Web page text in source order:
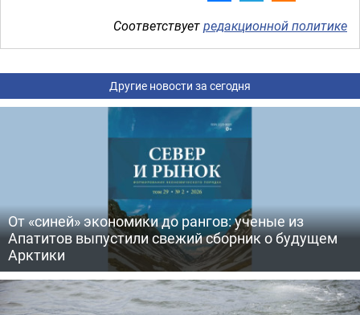
Соответствуетредакционной политике
Другие новости за сегодня
От «синей» экономики до рангов: ученые из
Апатитов выпустили свежий сборник о будущем
Арктики